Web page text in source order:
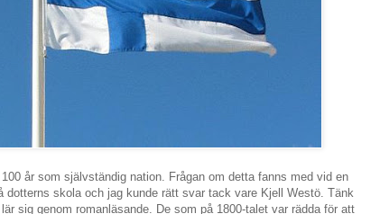
år som självständig nation. Frågan om detta fanns med vid en
dotterns skola och jag kunde rätt svar tack vare Kjell Westö. Tänk
sig genom romanläsande. De som på 1800-talet var rädda för att